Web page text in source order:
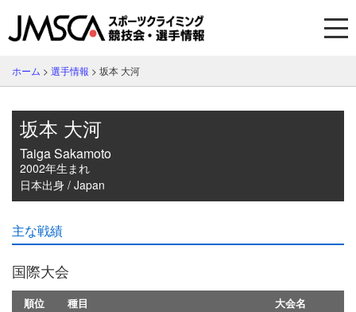
ホーム > 選手情報 > 坂本 大河
坂本 大河
Taiga Sakamoto
2002年生まれ
日本出身 / Japan
主な戦績
国際大会
順位 種目
大会名